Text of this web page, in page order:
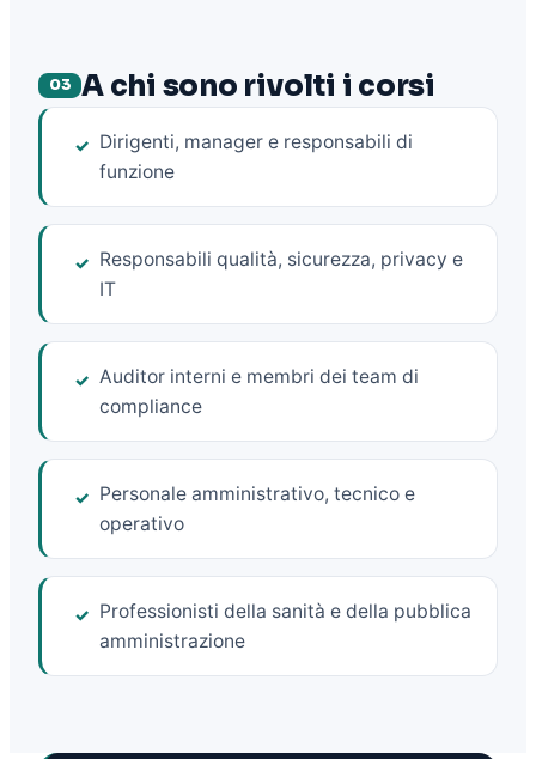
03 A chi sono rivolti i corsi
✓ Dirigenti, manager e responsabili di
funzione
✓ Responsabili qualità, sicurezza, privacy e
IT
✓ Auditor interni e membri dei team di
compliance
✓ Personale amministrativo, tecnico e
operativo
✓ Professionisti della sanità e della pubblica
amministrazione